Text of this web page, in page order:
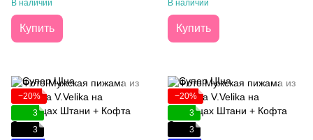
В наличии
Купить
В наличии
Купить
−20%
3
3
−20%
3
3